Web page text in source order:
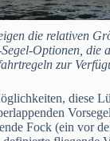
die relativen
Optionen, die
zur
diese
Fock (ein vor